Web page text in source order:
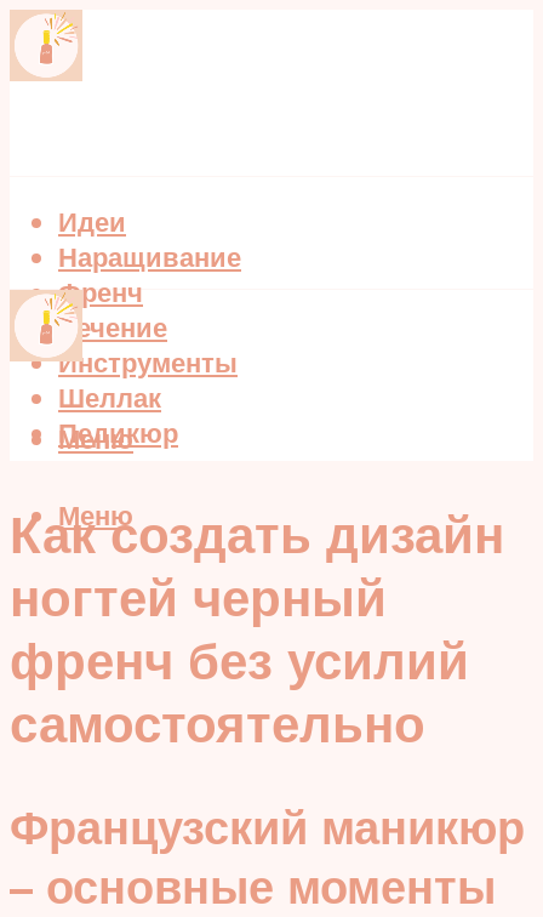
Идеи
Наращивание
Френч
Лечение
Инструменты
Шеллак
Педикюр
Меню
Меню
Как создать дизайн
ногтей черный
френч без усилий
самостоятельно
Французский маникюр
– основные моменты